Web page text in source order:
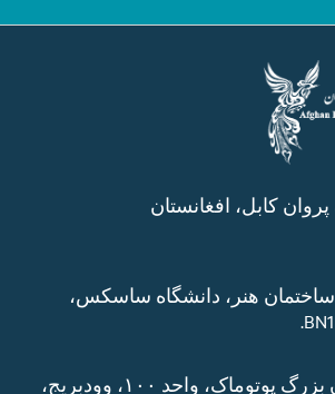
اتاق C۳۲۶، بلاک C ساختمان هنر، دانشگاه ساسکس،
پلاک ۱۵۰۰۰، خیابان بزرگ پوتوماک، واحد ۱۰۰، وودبریج،